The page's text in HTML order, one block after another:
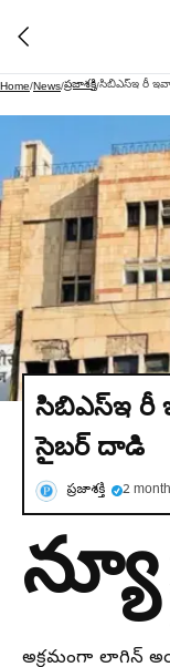
Home/News/ప్రజాశక్తి/సిబిఎస్ఇ రీ
సిబిఎస్ఇ రీ
సైబర్ దాడి
ప్రజాశక్తి 2
న్యూ
అక్రమంగా లాగిన్